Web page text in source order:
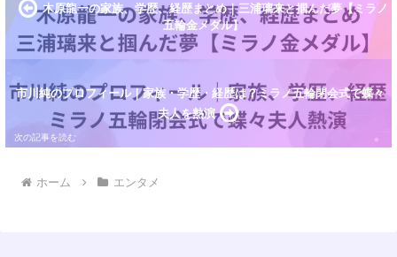
木原龍一の家族、学歴、経歴まとめ｜三浦璃来と掴んだ夢【ミラノ
五輪金メダル】
市川純のプロフィール｜家族・学歴・経歴は？ミラノ五輪閉会式で蝶々
夫人を熱演
ホーム エンタメ